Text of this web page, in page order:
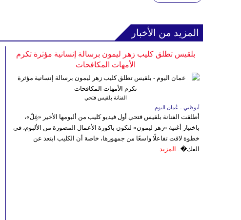
المزيد من الأخبار
بلقيس تطلق كليب زهر ليمون برسالة إنسانية مؤثرة تكرم
الأمهات المكافحات
الفنانة بلقيس فتحي
أبوظبي - عُمان اليوم
أطلقت الفنانة بلقيس فتحي أول فيديو كليب من ألبومها الأخير «غِلّ»،
باختيار أغنية «زهر ليمون» لتكون باكورة الأعمال المصورة من الألبوم، في
خطوة لاقت تفاعلًا واسعًا من جمهورها، خاصة أن الكليب ابتعد عن
الفك�... المزيد